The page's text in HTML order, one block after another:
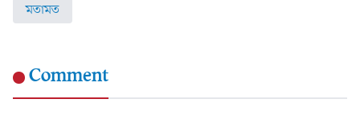
মতামত
Comment